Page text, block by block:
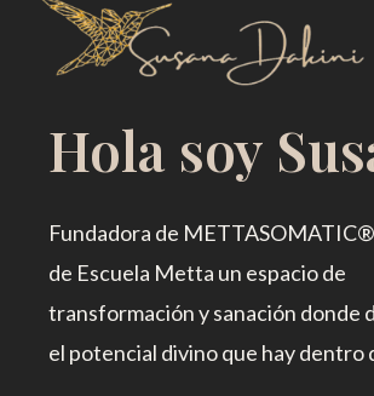
Hola soy
Fundadora de
de Escuela Metta un espacio de
transformación y sanación donde
el potencial divino que hay dentro